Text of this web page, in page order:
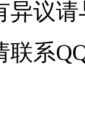
议
系